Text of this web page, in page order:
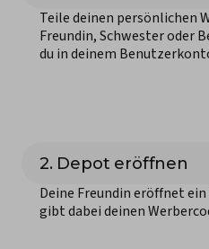
Teile deinen persönlichen
Freundin, Schwester oder
du in deinem
2. Depot eröffnen
Deine Freundin eröffnet
gibt dabei deinen